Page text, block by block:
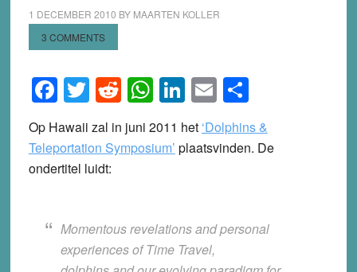
1 DECEMBER 2010 BY MAARTEN KOLLER
3 COMMENTS
Facebook
Twitter
Reddit
WhatsApp
LinkedIn
EmailShare
Op Hawaii zal in juni 2011 het ‘Dolphins &
Teleportation Symposium’ plaatsvinden. De
ondertitel luidt:
Momentous revelations and personal
experiences of Time Travel,